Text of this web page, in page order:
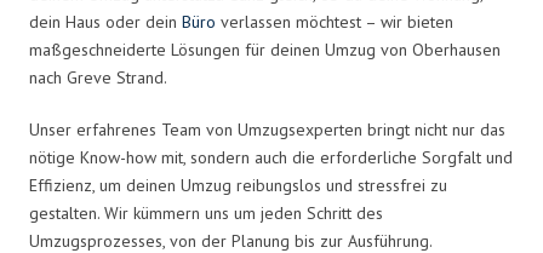
dein Haus oder dein Büro verlassen möchtest – wir bieten
maßgeschneiderte Lösungen für deinen Umzug von Oberhausen
nach Greve Strand.
Unser erfahrenes Team von Umzugsexperten bringt nicht nur das
nötige Know-how mit, sondern auch die erforderliche Sorgfalt und
Effizienz, um deinen Umzug reibungslos und stressfrei zu
gestalten. Wir kümmern uns um jeden Schritt des
Umzugsprozesses, von der Planung bis zur Ausführung.